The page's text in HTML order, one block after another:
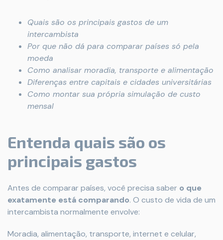
Quais são os principais gastos de um
intercambista
Por que não dá para comparar países só pela
moeda
Como analisar moradia, transporte e alimentação
Diferenças entre capitais e cidades universitárias
Como montar sua própria simulação de custo
mensal
Entenda quais são os
principais gastos
Antes de comparar países, você precisa saber o que
exatamente está comparando. O custo de vida de um
intercambista normalmente envolve:
Moradia, alimentação, transporte, internet e celular,